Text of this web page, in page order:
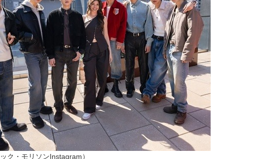
ク・モリソンInstagram）